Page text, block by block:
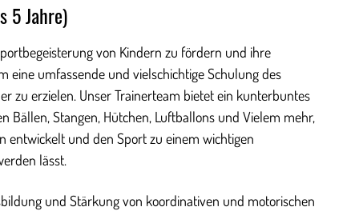
5 Jahre)
von Kindern zu fördern und ihre
eine umfassende und vielschichtige Schulung des
zu erzielen. Unser Trainerteam bietet ein kunterbuntes
Bällen, Stangen, Hütchen, Luftballons und Vielem mehr,
entwickelt und den Sport zu einem wichtigen
lässt.
und Stärkung von koordinativen und motorischen